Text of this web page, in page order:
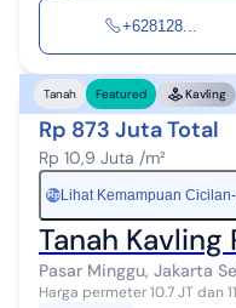
+628128...
Tanah Featured Kavling
Rp 873 Juta Total
Rp 10,9 Juta /m²
Rp Lihat Kemampuan
Tanah
Pasar Minggu, Jakarta
Harga permeter 10.7 JT dan